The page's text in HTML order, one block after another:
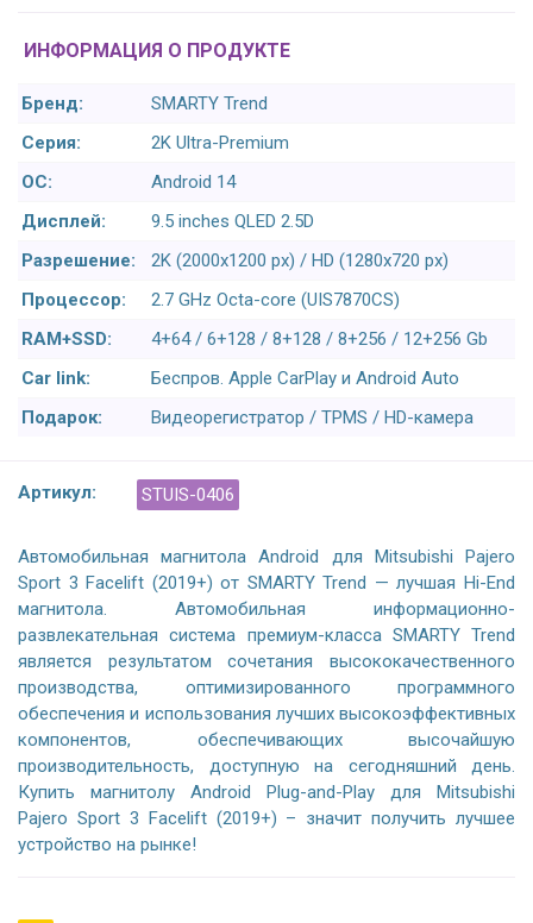
ИНФОРМАЦИЯ О ПРОДУКТЕ
Бренд:
SMARTY Trend
Серия:
2K Ultra-Premium
ОС:
Android 14
Дисплей:
9.5 inches QLED 2.5D
Разрешение:
2K (2000x1200 px) / HD (1280x720 px)
Процессор:
2.7 GHz Octa-core (UIS7870CS)
RAM+SSD:
4+64 / 6+128 / 8+128 / 8+256 / 12+256 Gb
Car link:
Беспров. Apple CarPlay и Android Auto
Подарок:
Видеорегистратор / TPMS / HD-камера
Артикул: STUIS-0406
Автомобильная магнитола Android для Mitsubishi Pajero
Sport 3 Facelift (2019+) от SMARTY Trend — лучшая Hi-End
магнитола. Автомобильная информационно-
развлекательная система премиум-класса SMARTY Trend
является результатом сочетания высококачественного
производства, оптимизированного программного
обеспечения и использования лучших высокоэффективных
компонентов, обеспечивающих высочайшую
производительность, доступную на сегодняшний день.
Купить магнитолу Android Plug-and-Play для Mitsubishi
Pajero Sport 3 Facelift (2019+) – значит получить лучшее
устройство на рынке!